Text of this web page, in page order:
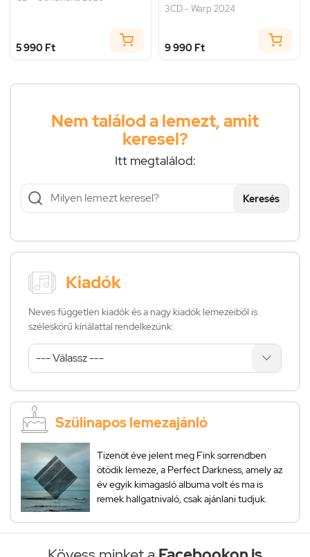
5 990 Ft
3CD - Warp 2024
9 990 Ft
Nem találod a lemezt, amit
keresel?
Itt megtalálod:
Keresés
Kiadók
Neves független kiadók és a nagy kiadók lemezeiből is
széleskörű kínálattal rendelkezünk:
Szülinapos lemezajánló
Tizenöt éve jelent meg Fink sorrendben
ötödik lemeze, a Perfect Darkness, amely az
év egyik kimagasló albuma volt és ma is
remek hallgatnivaló, csak ajánlani tudjuk.